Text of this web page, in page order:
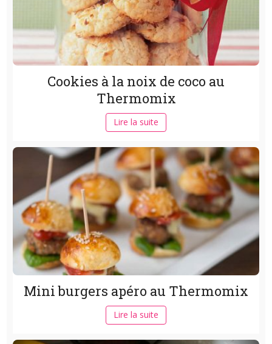
Cookies à la noix de coco au
Thermomix
Lire la suite
Mini burgers apéro au Thermomix
Lire la suite